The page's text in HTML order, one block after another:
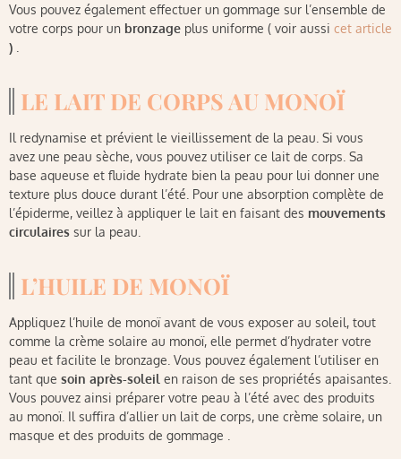
Vous pouvez également effectuer un gommage sur l’ensemble de
votre corps pour un bronzage plus uniforme ( voir aussi cet article
)
LE LAIT DE CORPS AU MONOÏ
Il redynamise et prévient le vieillissement de la peau. Si vous
avez une peau sèche, vous pouvez utiliser ce lait de corps. Sa
base aqueuse et fluide hydrate bien la peau pour lui donner une
texture plus douce durant l’été. Pour une absorption complète de
l’épiderme, veillez à appliquer le lait en faisant des mouvements
circulaires sur la peau.
L’HUILE DE MONOÏ
Appliquez l’huile de monoï avant de vous exposer au soleil, tout
comme la crème solaire au monoï, elle permet d’hydrater votre
peau et facilite le bronzage. Vous pouvez également l’utiliser en
tant que soin après-soleil en raison de ses propriétés apaisantes.
Vous pouvez ainsi préparer votre peau à l’été avec des produits
au monoï. Il suffira d’allier un lait de corps, une crème solaire, un
masque et des produits de gommage .